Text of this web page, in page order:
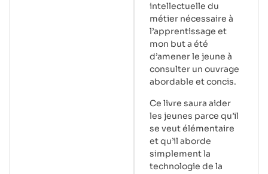
intellectuelle du
métier nécessaire à
l’apprentissage et
mon but a été
d’amener le jeune à
consulter un ouvrage
abordable et concis.
Ce livre saura aider
les jeunes parce qu’il
se veut élémentaire
et qu’il aborde
simplement la
technologie de la